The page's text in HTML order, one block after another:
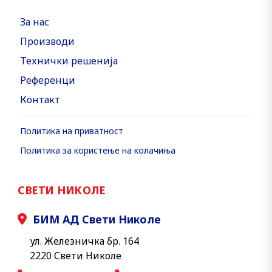
За нас
Производи
Технички решенија
Референци
Контакт
Политика на приватност
Политика за користење на колачиња
СВЕТИ НИКОЛЕ
БИМ АД Свети Николе
ул. Железничка бр. 164
2220 Свети Николе